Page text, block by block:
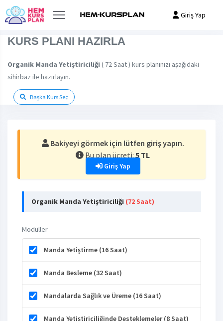
Giriş Yap
KURS PLANI HAZIRLA
Organik Manda Yetiştiriciliği ( 72 Saat ) kurs planınızı aşağıdaki
sihirbaz ile hazırlayın.
Başka Kurs Seç
Bakiyeyi görmek için lütfen giriş yapın.
Bu plan ücreti:5 TL
Giriş Yap
Organik Manda Yetiştiriciliği (72 Saat)
Modüller
Manda Yetiştirme (16 Saat)
Manda Besleme (32 Saat)
Mandalarda Sağlık ve Üreme (16 Saat)
Manda Yetiştiriciliğinde Desteklemeler (8 Saat)